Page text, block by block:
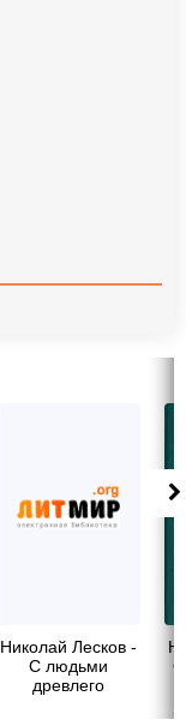
Николай Лесков -
С людьми
древлего